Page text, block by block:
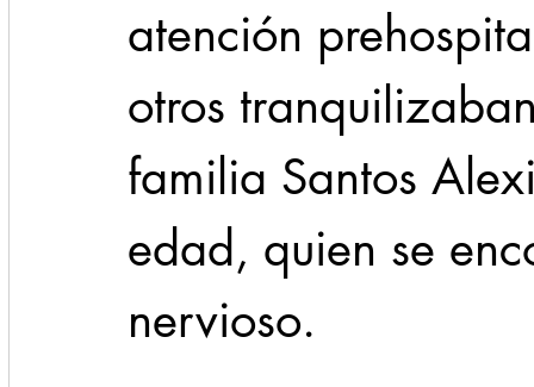
atención
otros
familia Santos
edad, quien se
nervioso.